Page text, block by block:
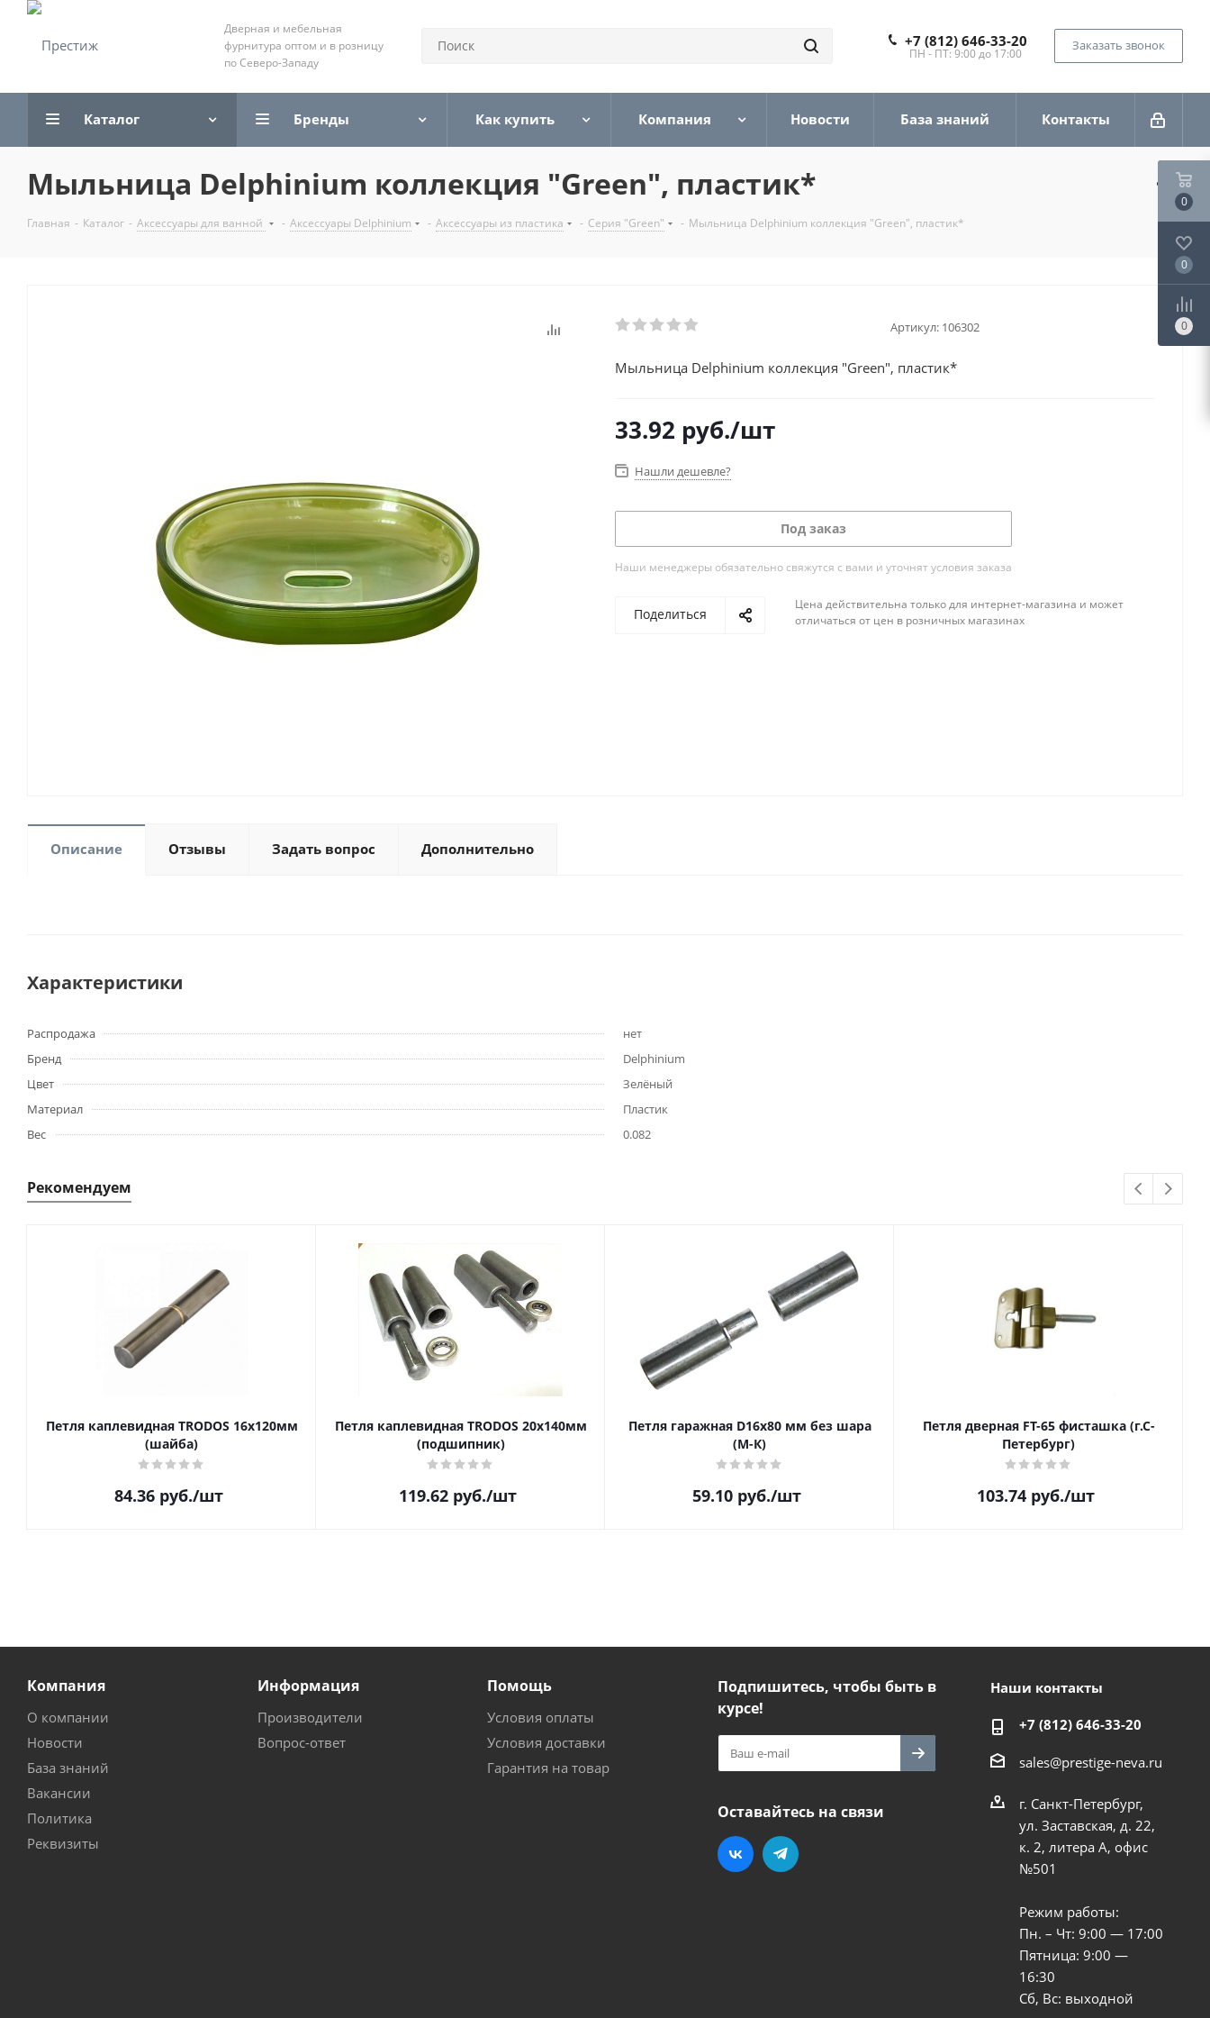
Дверная и мебельная
фурнитура оптом и в розницу
по Северо-Западу
+7 (812) 646-33-20
ПН - ПТ: 9:00 до 17:00
Заказать звонок
Каталог Бренды Как купить Компания Новости База знаний Контакты
Мыльница Delphinium коллекция "Green", пластик*
Главная - Каталог - Аксессуары для ванной - Аксессуары Delphinium - Аксессуары из пластика - Серия "Green" - Мыльница Delphinium коллекция "Green", пластик*
Артикул: 106302
Мыльница Delphinium коллекция "Green", пластик*
33.92 руб./шт
Нашли дешевле?
Под заказ
Наши менеджеры обязательно свяжутся с вами и уточнят условия заказа
Поделиться
Цена действительна только для интернет-магазина и может
отличаться от цен в розничных магазинах
Описание Отзывы Задать вопрос Дополнительно
Характеристики
Распродажа
нет
Бренд
Delphinium
Цвет
Зелёный
Материал
Пластик
Вес
0.082
Рекомендуем
Петля каплевидная TRODOS 16х120мм
(шайба)
84.36руб./шт
Петля каплевидная TRODOS 20х140мм
(подшипник)
119.62руб./шт
Петля гаражная D16х80 мм без шара
(М-К)
59.10руб./шт
Петля дверная FT-65 фисташка (г.С-
Петербург)
103.74руб./шт
Компания
О компании
Новости
База знаний
Вакансии
Политика
Реквизиты
Информация
Производители
Вопрос-ответ
Помощь
Условия оплаты
Условия доставки
Гарантия на товар
Подпишитесь, чтобы быть в
курсе!
Оставайтесь на связи
Наши контакты
+7 (812) 646-33-20
sales@prestige-neva.ru
г. Санкт-Петербург,
ул. Заставская, д. 22,
к. 2, литера А, офис
№501
Режим работы:
Пн. – Чт: 9:00 — 17:00
Пятница: 9:00 —
16:30
Сб, Вс: выходной
0
0
0